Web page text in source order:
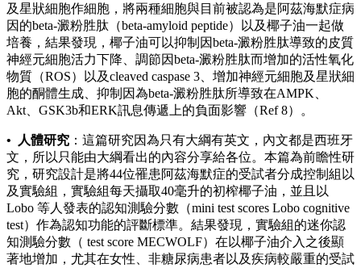
及星狀細胞作細胞，將兩種細胞與目前被認為是阿茲海默症病
因的beta-澱粉胜肽（beta-amyloid peptide）以及椰子油一起做
培養，結果發現，椰子油可以抑制因beta-澱粉胜肽導致的皮質
神經元細胞活力下降、調節因beta-澱粉胜肽而增加的活性氧化
物質（ROS）以及cleaved caspase 3、增加神經元細胞及星狀細
胞的酮體生成、抑制因為beta-澱粉胜肽所導致在AMPK、
Akt、GSK3b和ERK訊息傳遞上的負面影響（Ref 8）。
• 人體研究 ：這篇研究因為只有大綱有英文，內文都是西班牙
文，所以只能由大綱看出的內容分享給各位。本篇為前瞻性研
究，研究設計是將44位罹患阿茲海默症的受試者分成控制組以
及實驗組，實驗組每天攝取40毫升的初榨椰子油，並且以
Lobo 等人發表的認知測驗分數（mini test scores Lobo cognitive
test）作為認知功能的評斷標準。結果發現，實驗組的迷你認
知測驗分數（ test score MECWOLF）在以椰子油介入之後顯
著地增加，尤其在女性、非糖尿病患者以及疾病較嚴重的受試